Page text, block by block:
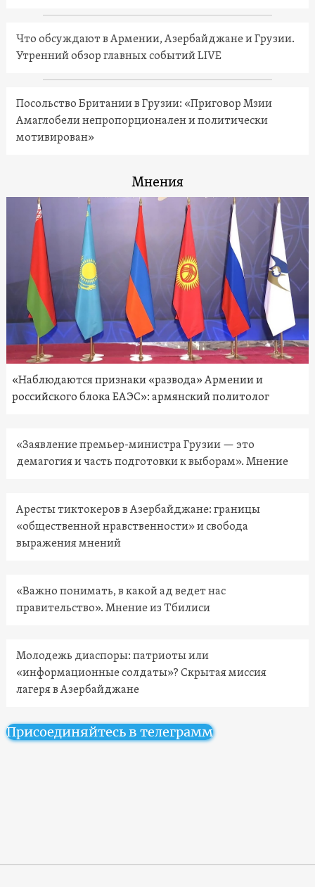
Что обсуждают в Армении, Азербайджане и Грузии.
Утренний обзор главных событий LIVE
Посольство Британии в Грузии: «Приговор Мзии
Амаглобели непропорционален и политически
мотивирован»
Мнения
«Наблюдаются признаки «развода» Армении и
российского блока ЕАЭС»: армянский политолог
«Заявление премьер-министра Грузии — это
демагогия и часть подготовки к выборам». Мнение
Аресты тиктокеров в Азербайджане: границы
«общественной нравственности» и свобода
выражения мнений
«Важно понимать, в какой ад ведет нас
правительство». Мнение из Тбилиси
Молодежь диаспоры: патриоты или
«информационные солдаты»? Скрытая миссия
лагеря в Азербайджане
Присоединяйтесь в телеграмм